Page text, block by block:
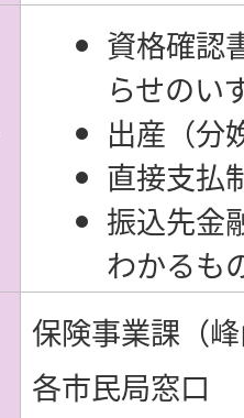
資格確認
らせのい
出産（分
直接支払
振込先金
わかるも
保険事業課（
各市民局窓口